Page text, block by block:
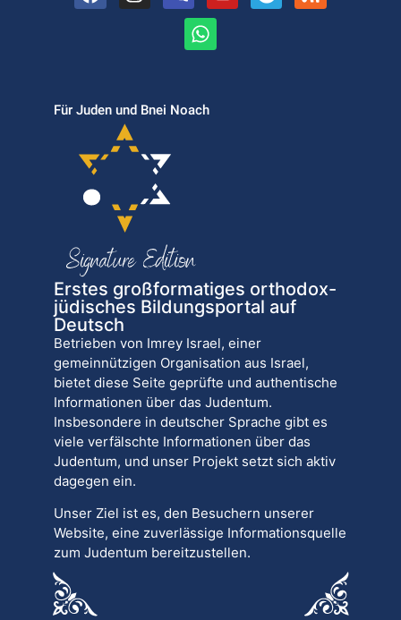
Für Juden und Bnei Noach
Erstes großformatiges orthodox-
jüdisches Bildungsportal auf
Deutsch
Betrieben von Imrey Israel, einer
gemeinnützigen Organisation aus Israel,
bietet diese Seite geprüfte und authentische
Informationen über das Judentum.
Insbesondere in deutscher Sprache gibt es
viele verfälschte Informationen über das
Judentum, und unser Projekt setzt sich aktiv
dagegen ein.
Unser Ziel ist es, den Besuchern unserer
Website, eine zuverlässige Informationsquelle
zum Judentum bereitzustellen.